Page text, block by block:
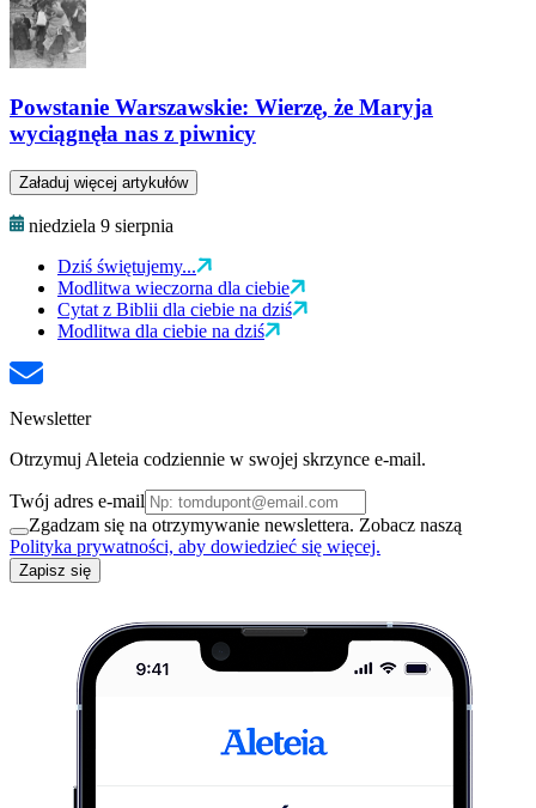
Powstanie Warszawskie: Wierzę, że Maryja
wyciągnęła nas z piwnicy
Załaduj więcej artykułów
niedziela 9 sierpnia
Dziś świętujemy...
Modlitwa wieczorna dla ciebie
Cytat z Biblii dla ciebie na dziś
Modlitwa dla ciebie na dziś
Newsletter
Otrzymuj Aleteia codziennie w swojej skrzynce e-mail.
Twój adres e-mail
Zgadzam się na otrzymywanie newslettera. Zobacz naszą
Polityka prywatności, aby dowiedzieć się więcej.
Zapisz się